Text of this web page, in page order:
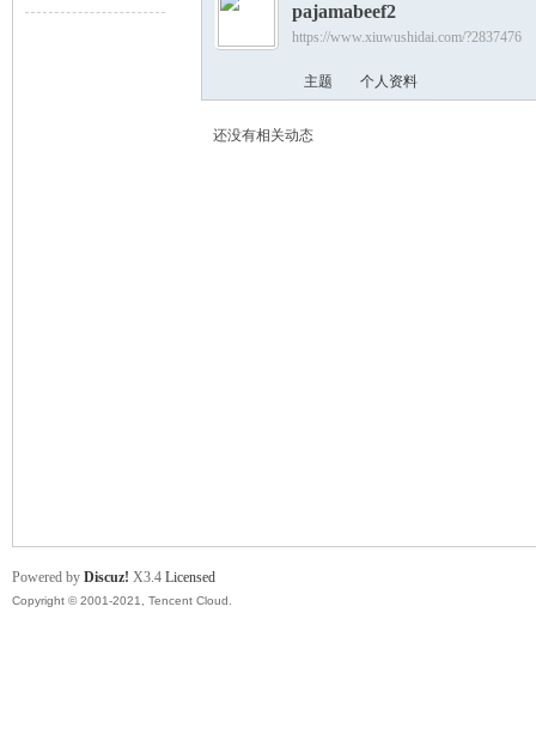
索
pajamabeef2
https://www.xiuwushidai.com/?2837476
主题 个人资料
还没有相关动态
Powered by Discuz! X3.4 Licensed
Copyright © 2001-2021, Tencent Cloud.